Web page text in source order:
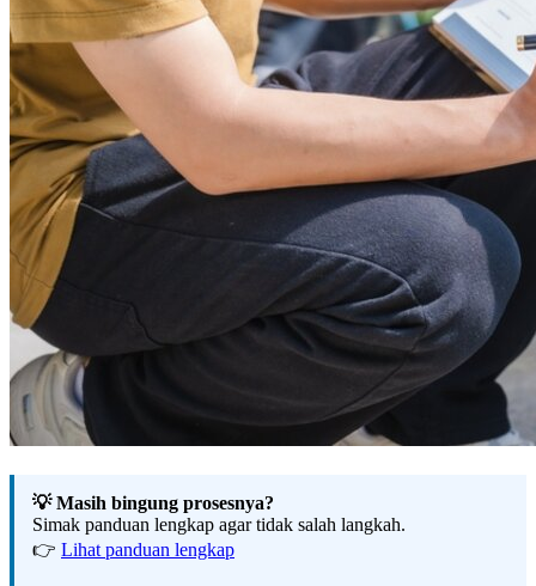
💡 Masih bingung prosesnya?
Simak panduan lengkap agar tidak salah langkah.
👉 Lihat panduan lengkap